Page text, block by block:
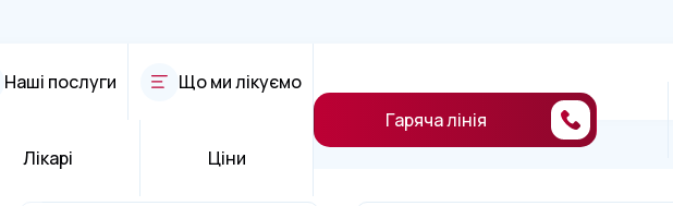
Наші послуги Що ми лікуємо
Лікарі Ціни
Гаряча лінія